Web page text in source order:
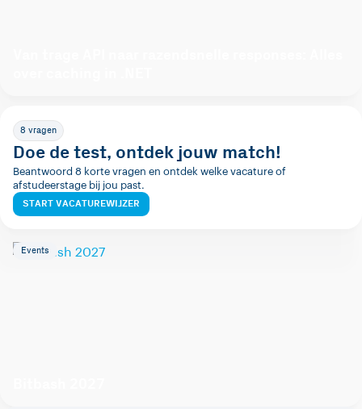
8 vragen
Doe de test, ontdek jouw match!
Beantwoord 8 korte vragen en ontdek welke vacature of
afstudeerstage bij jou past.
START VACATUREWIJZER
Events